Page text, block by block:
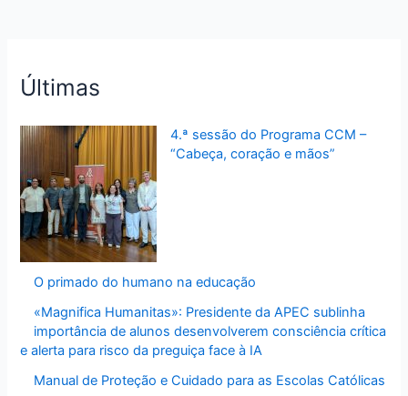
Últimas
4.ª sessão do Programa CCM –
“Cabeça, coração e mãos”
O primado do humano na educação
«Magnifica Humanitas»: Presidente da APEC sublinha
importância de alunos desenvolverem consciência crítica
e alerta para risco da preguiça face à IA
Manual de Proteção e Cuidado para as Escolas Católicas